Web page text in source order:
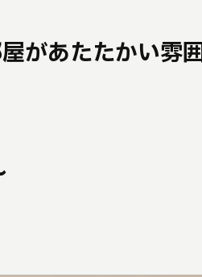
があたたかい雰